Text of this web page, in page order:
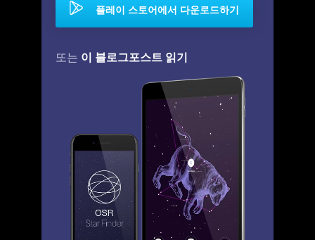
플레이 스토어에서 다운로드하기
또는 이 블로그포스트 읽기